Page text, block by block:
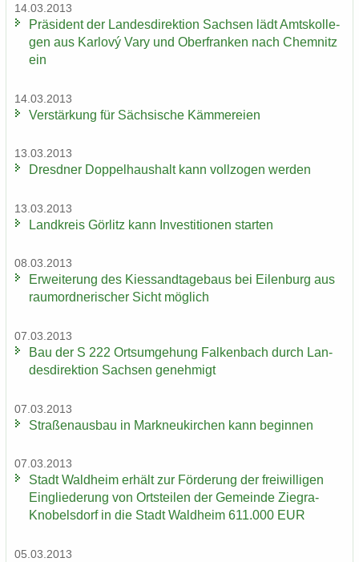
14.03.2013
Prä­si­dent der Lan­des­di­rek­ti­on Sach­sen lädt Amts­kol­le­
gen aus Karlový Vary und Ober­fran­ken nach Chem­nitz
ein
14.03.2013
Ver­stär­kung für Säch­si­sche Käm­me­rei­en
13.03.2013
Dresd­ner Dop­pel­haus­halt kann voll­zo­gen wer­den
13.03.2013
Land­kreis Gör­litz kann In­ves­ti­tio­nen star­ten
08.03.2013
Er­wei­te­rung des Kies­sand­ta­ge­baus bei Ei­len­burg aus
raum­ord­ne­ri­scher Sicht mög­lich
07.03.2013
Bau der S 222 Orts­um­ge­hung Fal­ken­bach durch Lan­
des­di­rek­ti­on Sach­sen ge­neh­migt
07.03.2013
Stra­ßen­aus­bau in Mark­neu­kir­chen kann be­gin­nen
07.03.2013
Stadt Wald­heim er­hält zur För­de­rung der frei­wil­li­gen
Ein­glie­de­rung von Orts­tei­len der Ge­mein­de Ziegra-​
Knobelsdorf in die Stadt Wald­heim 611.000 EUR
05.03.2013